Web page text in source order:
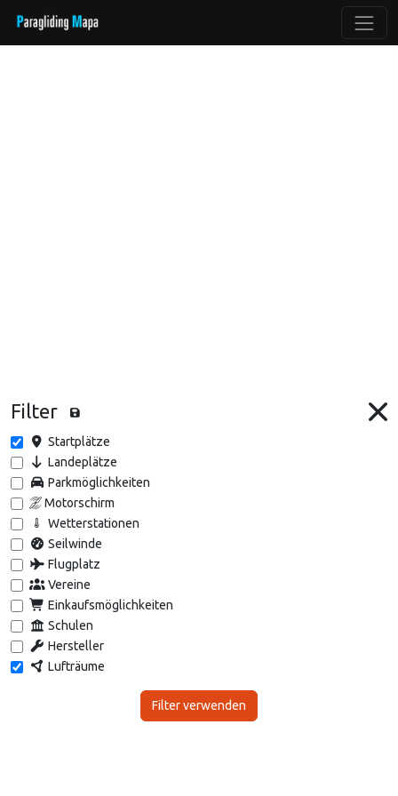
Filter
Startplätze
Landeplätze
Parkmöglichkeiten
Motorschirm
Wetterstationen
Seilwinde
Flugplatz
Vereine
Einkaufsmöglichkeiten
Schulen
Hersteller
Lufträume
Filter verwenden